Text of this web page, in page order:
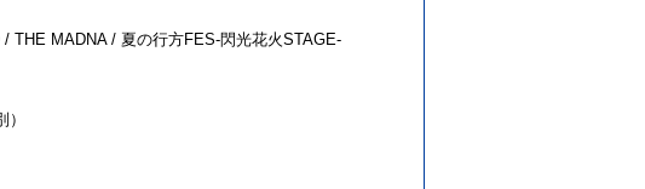
THE MADNA / 夏の行方FES-閃光花火STAGE-